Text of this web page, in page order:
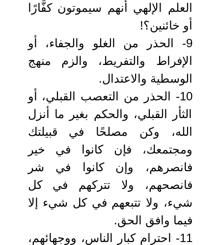
العلم الإلهي أنهم سيموتون كفَّارًا
أو خائنين؟!
9- الحذر من الغلو والجفاء، أو
الإفراط والتفريط، والزم منهج
الوسطية والاعتدال.
10- الحذر من التعصب القبلي، أو
الثأر القبلي، والحكم بغير ما أنزل
الله، وكن مصلحًا في قبيلتك
ومجتمعك، فإن كانوا في خير
فانصرهم، وإن كانوا في شر
فانصحهم، ولا تتركهم في كل
شيء، ولا تتبعهم في كل شيء إلا
فيما وافق الحق.
11- احترام كبار الناس، ووجهائهم،